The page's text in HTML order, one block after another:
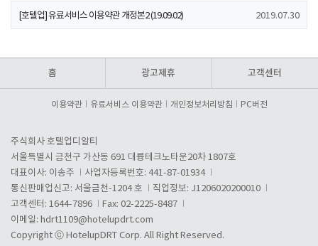
[호텔업] 유료서비스 이용약관 개정본2 (19.09.02) 2019.07.30
홈 광고제휴 고객센터
이용약관 유료서비스 이용약관 개인정보처리방침 PC버전
주식회사 호텔업디알티
서울특별시 금천구 가산동 691 대륭테크노타운20차 1807호
대표이사: 이송주
사업자등록번호: 441-87-01934
통신판매업신고: 서울금천-1204 호
직업정보: J1206020200010
고객센터: 1644-7896
Fax: 02-2225-8487
이메일: hdrt1109@hotelupdrt.com
Copyright ⓒ HotelupDRT Corp. All Right Reserved.